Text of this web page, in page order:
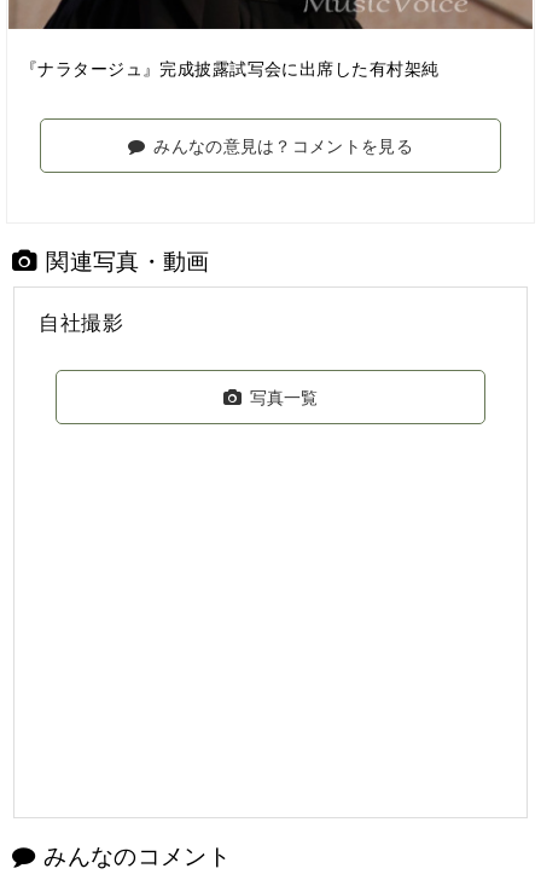
『ナラタージュ』完成披露試写会に出席した有村架純
みんなの意見は？コメントを見る
関連写真・動画
自社撮影
写真一覧
みんなのコメント